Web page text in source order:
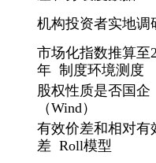
机构投资者实地调
市场化指数推算至
年 制度环境测度
股权性质是否国企
（Wind）
有效价差和相对有
差 Roll模型